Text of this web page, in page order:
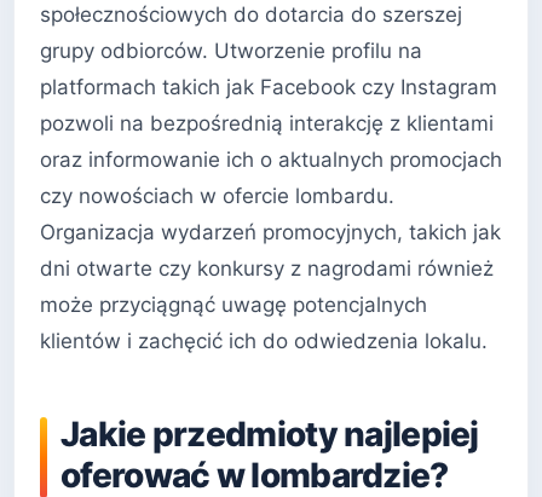
społecznościowych do dotarcia do szerszej
grupy odbiorców. Utworzenie profilu na
platformach takich jak Facebook czy Instagram
pozwoli na bezpośrednią interakcję z klientami
oraz informowanie ich o aktualnych promocjach
czy nowościach w ofercie lombardu.
Organizacja wydarzeń promocyjnych, takich jak
dni otwarte czy konkursy z nagrodami również
może przyciągnąć uwagę potencjalnych
klientów i zachęcić ich do odwiedzenia lokalu.
Jakie przedmioty najlepiej
oferować w lombardzie?